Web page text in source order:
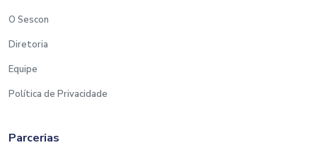
O Sescon
Diretoria
Equipe
Política de Privacidade
Parcerias